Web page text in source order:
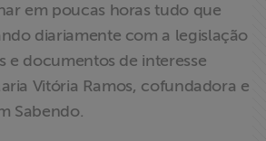
em poucas horas tudo que
diariamente com a legislação
e documentos de interesse
Vitória Ramos, cofundadora e
Sabendo.